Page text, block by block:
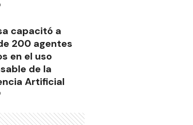
capacitó a
200 agentes
en el uso
de la
Artificial